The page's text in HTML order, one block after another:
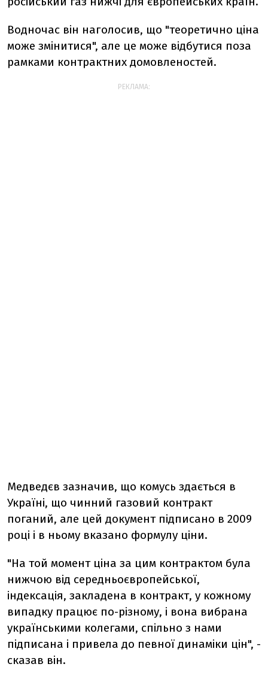
Водночас він наголосив, що "теоретично ціна
може змінитися", але це може відбутися поза
рамками контрактних домовленостей.
РЕКЛАМА:
Медведєв зазначив, що комусь здається в
Україні, що чинний газовий контракт
поганий, але цей документ підписано в 2009
році і в ньому вказано формулу ціни.
"На той момент ціна за цим контрактом була
нижчою від середньоєвропейської,
індексація, закладена в контракт, у кожному
випадку працює по-різному, і вона вибрана
українськими колегами, спільно з нами
підписана і привела до певної динаміки цін", -
сказав він.